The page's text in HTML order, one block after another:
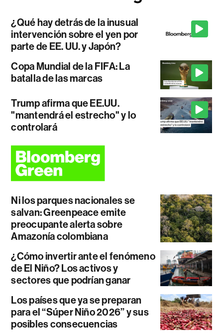
¿Qué hay detrás de la inusual
intervención sobre el yen por
parte de EE. UU. y Japón?
Copa Mundial de la FIFA: La
batalla de las marcas
Trump afirma que EE.UU.
"mantendrá el estrecho" y lo
controlará
Ni los parques nacionales se
salvan: Greenpeace emite
preocupante alerta sobre
Amazonía colombiana
¿Cómo invertir ante el fenómeno
de El Niño? Los activos y
sectores que podrían ganar
Los países que ya se preparan
para el “Súper Niño 2026” y sus
posibles consecuencias